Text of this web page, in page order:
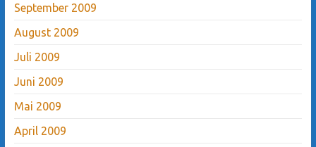
September 2009
August 2009
Juli 2009
Juni 2009
Mai 2009
April 2009